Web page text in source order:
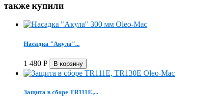
также купили
Насадка "Акула"...
1 480 Р
Защита в сборе TR111E,...